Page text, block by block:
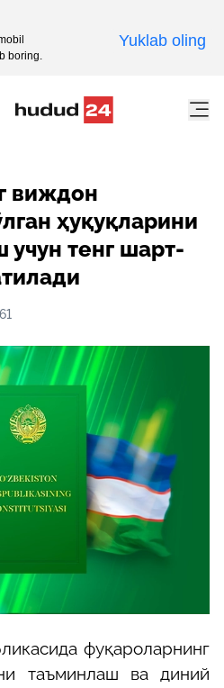
виждон
ҳуқуқларини
тенг шарт-
фуқароларнинг
таъминлаш ва диний
boring.
Yuklab oling